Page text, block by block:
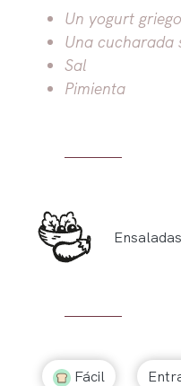
Un yogurt
Una cucharada
Sal
Pimienta
Fácil